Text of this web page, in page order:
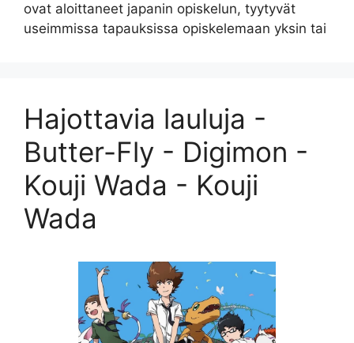
ovat aloittaneet japanin opiskelun, tyytyvät
useimmissa tapauksissa opiskelemaan yksin tai
Hajottavia lauluja -
Butter-Fly - Digimon -
Kouji Wada - Kouji
Wada